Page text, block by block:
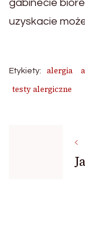
gabinecie
uzyskacie
Etykiety: alergia
testy alergiczne